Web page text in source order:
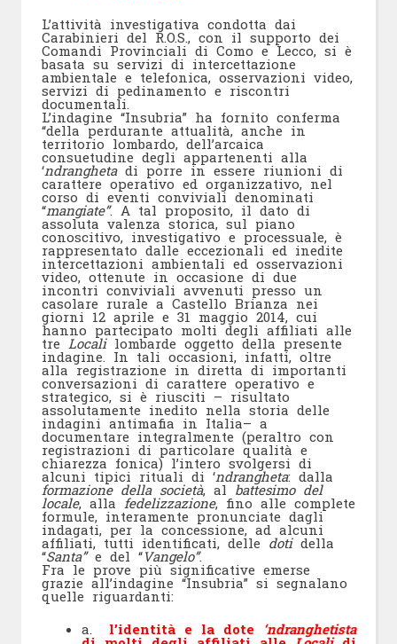
L’attività investigativa condotta dai
Carabinieri del R.O.S., con il supporto dei
Comandi Provinciali di Como e Lecco, si è
basata su servizi di intercettazione
ambientale e telefonica, osservazioni video,
servizi di pedinamento e riscontri
documentali.
L’indagine “Insubria” ha fornito conferma
“della perdurante attualità, anche in
territorio lombardo, dell’arcaica
consuetudine degli appartenenti alla
‘ndranghetadi porre in essere riunioni di
carattere operativo ed organizzativo, nel
corso di eventi conviviali denominati
“mangiate”. A tal proposito, il dato di
assoluta valenza storica, sul piano
conoscitivo, investigativo e processuale, è
rappresentato dalle eccezionali ed inedite
intercettazioni ambientali ed osservazioni
video, ottenute in occasione di due
incontri conviviali avvenuti presso un
casolare rurale a Castello Brianza nei
giorni 12 aprile e 31 maggio 2014, cui
hanno partecipato molti degli affiliati alle
tre Localilombarde oggetto della presente
indagine. In tali occasioni, infatti, oltre
alla registrazione in diretta di importanti
conversazioni di carattere operativo e
strategico, si è riusciti – risultato
assolutamente inedito nella storia delle
indagini antimafia in Italia– a
documentare integralmente (peraltro con
registrazioni di particolare qualità e
chiarezza fonica) l’intero svolgersi di
alcuni tipici rituali di ‘ndrangheta: dalla
formazione della società, al battesimo del
locale, alla fedelizzazione, fino alle complete
formule, interamente pronunciate dagli
indagati, per la concessione, ad alcuni
affiliati, tutti identificati, delle dotidella
“Santa”e del “Vangelo”.
Fra le prove più significative emerse
grazie all’indagine “Insubria” si segnalano
quelle riguardanti:
a.l’identità e la dote ‘ndranghetista